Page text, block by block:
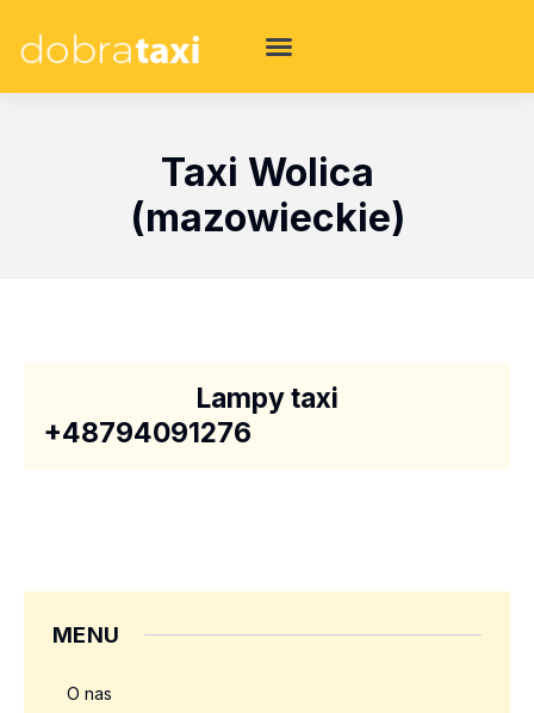
Taxi Wolica
(mazowieckie)
Lampy taxi
+48794091276
MENU
O nas